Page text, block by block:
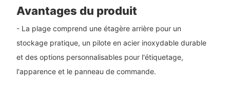
Avantages du produit
- La plage comprend une étagère arrière pour un
stockage pratique, un pilote en acier inoxydable durable
et des options personnalisables pour l'étiquetage,
l'apparence et le panneau de commande.